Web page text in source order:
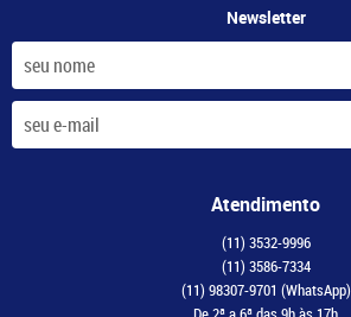
Newsletter
Atendimento
(11) 3532-9996
(11) 3586-7334
(11) 98307-9701 (WhatsApp)